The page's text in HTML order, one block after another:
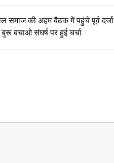
समाज की अहम बैठक में पहुंचे पूर्व दर्जा
बुरू बचाओ संघर्ष पर हुई चर्चा